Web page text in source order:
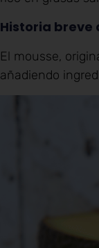
Historia breve
El mousse,
añadiendo